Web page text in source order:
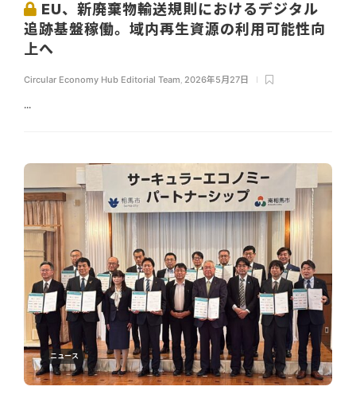
EU、新廃棄物輸送規則におけるデジタル
追跡基盤稼働。域内再生資源の利用可能性向
上へ
Circular Economy Hub Editorial Team 2026年5月27日
...
ニュース